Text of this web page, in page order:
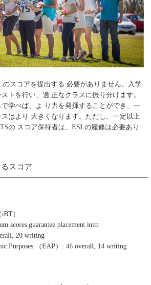
のスコアを提出する 必要がありません。入学
トを行い、適 正なクラスに振り分けます。
学べば、よ り力を発揮することができ、一
はより 大きくなります。ただし、一定以上
の スコア保持者は、ESLの履修は必要あり
スコア
）
scores guarantee placement into:
20 writing
Purposes （EAP）: 46 overall, 14 writing